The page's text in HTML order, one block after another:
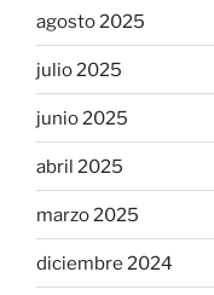
agosto 2025
julio 2025
junio 2025
abril 2025
marzo 2025
diciembre 2024